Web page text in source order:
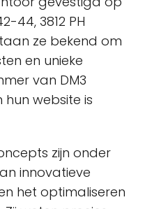
44, 3812 PH
ze bekend om
en unieke
van DM3
hun website is
zijn onder
innovatieve
het optimaliseren